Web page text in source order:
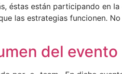
éstas están participando en
las estrategias funcionen.
del evento